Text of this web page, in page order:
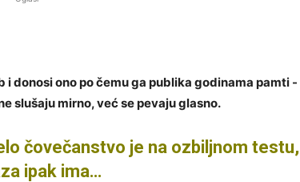
i donosi ono po čemu ga publika godinama pamti -
slušaju mirno, već se pevaju glasno.
čovečanstvo je na ozbiljnom testu,
ipak ima…